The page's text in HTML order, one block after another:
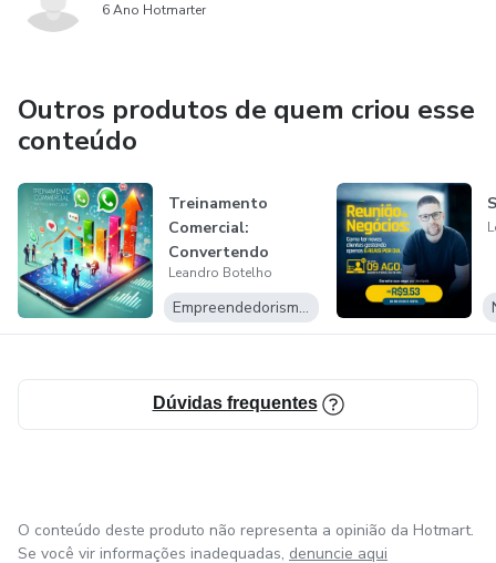
6 Ano Hotmarter
Outros produtos de quem criou esse
conteúdo
Treinamento
Comercial:
Convertendo
Vendas com o
WhatsApp
Leandro Botelho
Empreendedorismo Digital
Dúvidas frequentes
O conteúdo deste produto não representa a opinião da Hotmart.
Se você vir informações inadequadas, denuncie aqui